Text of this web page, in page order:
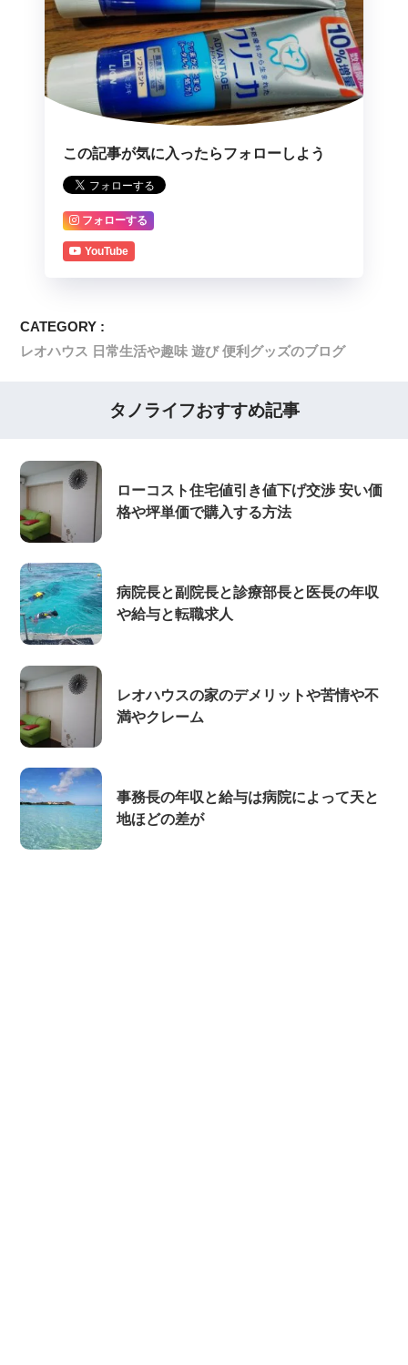
この記事が気に入ったらフォローしよう
フォローする
YouTube
CATEGORY :
レオハウス 日常生活や趣味 遊び 便利グッズのブログ
タノライフおすすめ記事
ローコスト住宅値引き値下げ交渉 安い価
格や坪単価で購入する方法
病院長と副院長と診療部長と医長の年収
や給与と転職求人
レオハウスの家のデメリットや苦情や不
満やクレーム
事務長の年収と給与は病院によって天と
地ほどの差が